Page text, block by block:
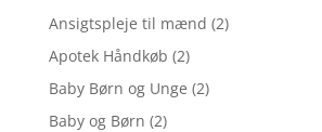
Ansigtspleje til mænd (2)
Apotek Håndkøb (2)
Baby Børn og Unge (2)
Baby og Børn (2)